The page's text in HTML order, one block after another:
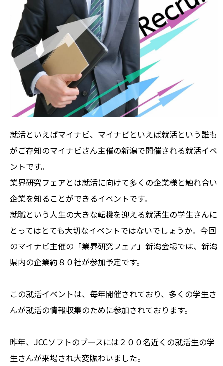
就活といえばマイナビ、マイナビといえば就活という誰も
がご存知のマイナビさん主催の新潟で開催される就活イベ
ントです。
業界研究フェアとは就活に向けて多くの企業様と触れ合い
企業を知ることができるイベントです。
就職という人生の大きな転機を迎える就活生の学生さんに
とってはとても大切なイベントではないでしょうか。今回
のマイナビ主催の「業界研究フェア」新潟会場では、新潟
県内の企業約８０社が参加予定です。
この就活イベントは、毎年開催されており、多くの学生さ
んが就活の情報収集のために参加されております。
昨年、JCCソフトのブースには２００名近くの就活生の学
生さんが来場され大変賑わいました。